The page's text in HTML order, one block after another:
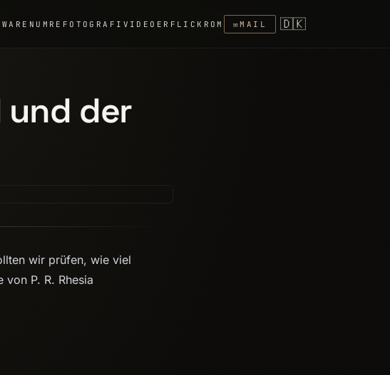
NUMRE FOTOGRAFI VIDEOER FLICKR OM ✉MAIL 🇩🇰
und der
wir prüfen, wie viel
P. R. Rhesia